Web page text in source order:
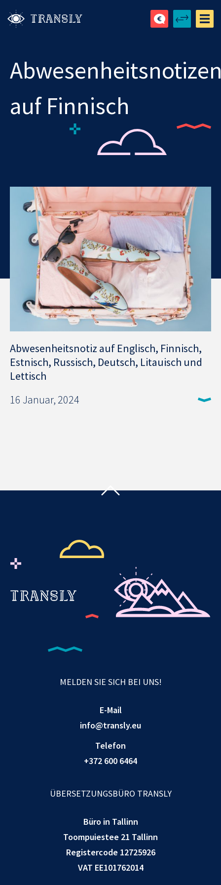
auf Finnisch
Abwesenheitsnotiz auf Englisch, Finnisch,
Estnisch, Russisch, Deutsch, Litauisch und
Lettisch
16 Januar, 2024
MELDEN SIE SICH BEI UNS!
E-Mail
info@transly.eu
Telefon
+372 600 6464
ÜBERSETZUNGSBÜRO TRANSLY
Büro in Tallinn
Toompuiestee 21 Tallinn
Registercode 12725926
VAT EE101762014